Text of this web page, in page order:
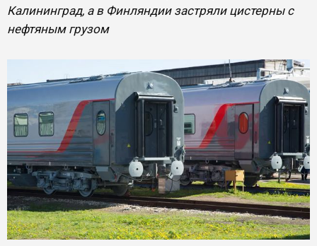
Калининград, а в Финляндии застряли цистерны с
нефтяным грузом